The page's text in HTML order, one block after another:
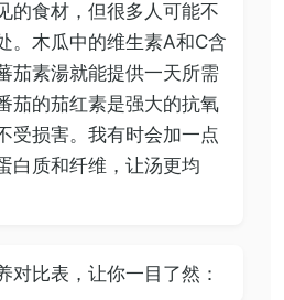
的食材，但很多人可能不
。木瓜中的维生素A和C含
茄素湯就能提供一天所需
茄的茄红素是强大的抗氧
受损害。我有时会加一点
白质和纤维，让汤更均
对比表，让你一目了然：